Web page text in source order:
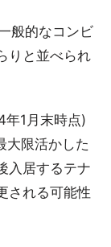
般的なコンビ
りと並べられ
年1月末時点)
大限活かした
入居するテナ
される可能性